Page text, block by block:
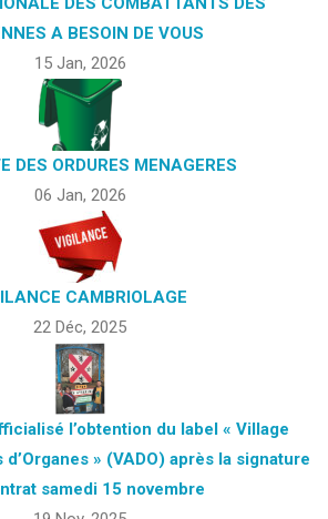
A BESOIN DE VOUS
15 Jan, 2026
DES ORDURES MENAGERES
06 Jan, 2026
CAMBRIOLAGE
22 Déc, 2025
l’obtention du label « Village
» (VADO) après la signature
samedi 15 novembre